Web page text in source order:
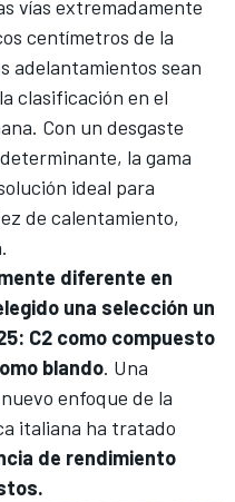
vías extremadamente
centímetros de la
adelantamientos sean
clasificación en el
Con un desgaste
la gama
ideal para
de calentamiento,
diferente en
una selección un
C2 como compuesto
blando. Una
enfoque de la
italiana ha tratado
de rendimiento